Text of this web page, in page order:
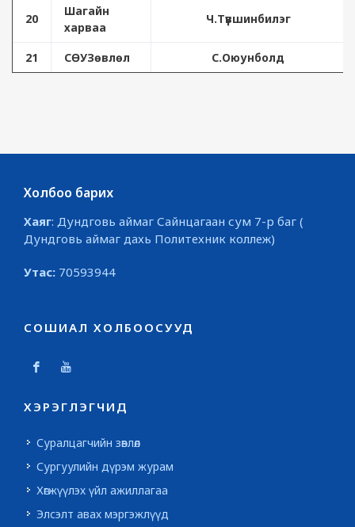
20
Шагайн
харваа
Ч.Түвшинбилэг
21 СӨУЗөвлөл С.Оюунболд
Холбоо барих
Хаяг: Дундговь аймаг Сайнцагаан сум 7-р баг (
Дундговь аймаг дахь Политехник коллеж)
Утас: 70593944
СОШИАЛ ХОЛБООСУУД
ХЭРЭГЛЭГЧИД
Суралцагчийн зөвлөл
Сургуулийн дүрэм журам
Хөгжүүлэх үйл ажиллагаа
Элсэлт авах мэргэжлүүд